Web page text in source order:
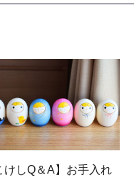
けしQ＆A】お手入れ